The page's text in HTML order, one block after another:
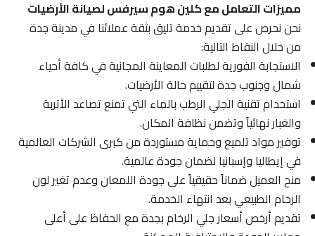
مميزات التعامل مع كلين هوم سيرفس لصيانة الأرضيات
نحن نحرص على تقديم خدمة تليق بثقة عملائنا في مدينة جدة
من خلال النقاط التالية:
الاستجابة الفورية لطلبات المعاينة المجانية في كافة أحياء
شمال وجنوب جدة لتقييم حالة الأرضيات.
استخدام تقنية الجلي الرطب بالماء التي تمنع تصاعد الأتربة
والغبار نهائياً وتضمن نظافة المكان.
توفير مواد تلميع وحماية مستوردة من كبرى الشركات العالمية
في إيطاليا وإسبانيا لضمان جودة عالمية.
منح العميل ضماناً حقيقياً على جودة اللمعان وعدم تغير لون
الرخام الطبيعي بعد انتهاء الخدمة.
تقديم أرخص أسعار جلي الرخام بجدة مع الحفاظ على أعلى